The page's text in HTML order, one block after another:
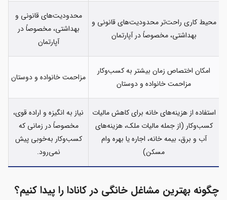
محیط کاری راحت‌تر محدودیت‌های قانونی و
بهداشتی، مخصوصاً در آپارتمان
محدودیت‌های قانونی و
بهداشتی، مخصوصاً در
آپارتمان
امکان اختصاص زمان بیشتر به کسب‌وکار
مزاحمت خانواده و دوستان
مزاحمت خانواده و دوستان
استفاده از هزینه‌های خانه برای کاهش مالیات
کسب‌وکار (از جمله مالیات ملک، هزینه‌های
آب و برق، بیمه خانه، اجاره یا بهره وام
مسکن)
نیاز به انگیزه و اراده قوی،
مخصوصاً در زمانی که
کسب‌وکار به‌خوبی پیش
نمی‌رود.
چگونه بهترین مشاغل خانگی در کانادا را پیدا کنیم؟